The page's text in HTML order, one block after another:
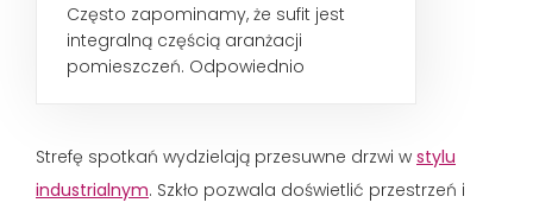
Często zapominamy, że sufit jest
integralną częścią aranżacji
pomieszczeń. Odpowiednio
Strefę spotkań wydzielają przesuwne drzwi w stylu
industrialnym. Szkło pozwala doświetlić przestrzeń i